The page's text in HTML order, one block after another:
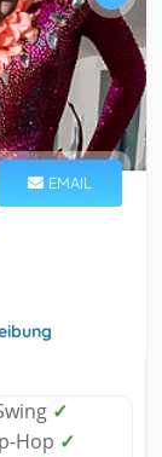
EMAIL
✓
Hop ✓